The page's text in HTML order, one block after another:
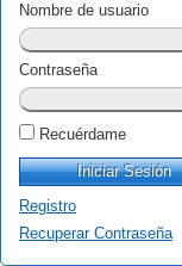
Nombre de usuario
Contraseña
Recuérdame
Registro
Recuperar Contraseña